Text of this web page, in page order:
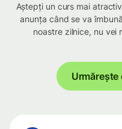
Aștepți un curs mai
anunța când se va
noastre zilnice, nu vei